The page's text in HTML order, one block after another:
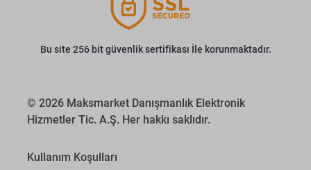
Bu site 256 bit güvenlik sertifikası İle korunmaktadır.
© 2026 Maksmarket Danışmanlık Elektronik
Hizmetler Tic. A.Ş. Her hakkı saklıdır.
Kullanım Koşulları